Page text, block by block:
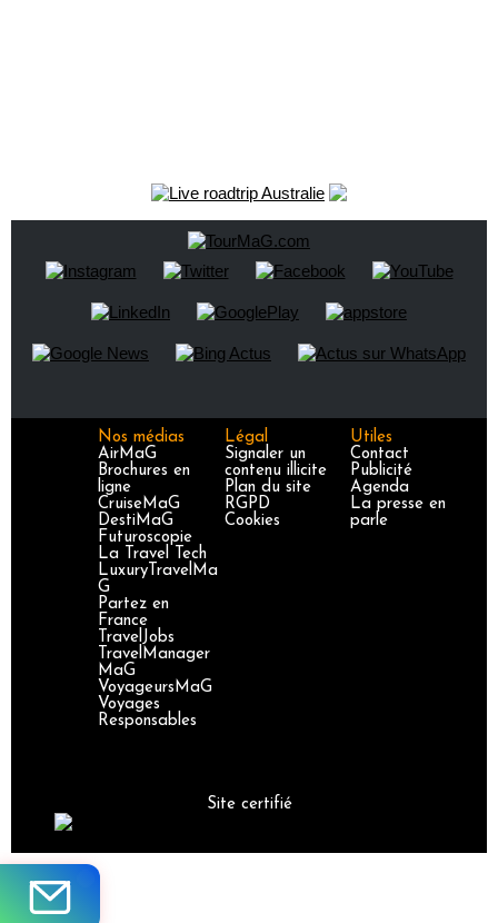
Nos médias
AirMaG
Brochures en
ligne
CruiseMaG
DestiMaG
Futuroscopie
La Travel Tech
LuxuryTravelMa
G
Partez en
France
TravelJobs
TravelManager
MaG
VoyageursMaG
Voyages
Responsables
Légal
Signaler un
contenu illicite
Plan du site
RGPD
Cookies
Utiles
Contact
Publicité
Agenda
La presse en
parle
Site certifié